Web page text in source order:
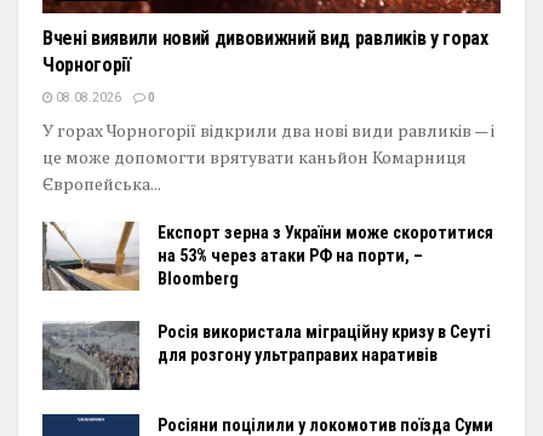
Вчені виявили новий дивовижний вид равликів у горах
Чорногорії
08.08.2026 0
У горах Чорногорії відкрили два нові види равликів — і
це може допомогти врятувати каньйон Комарниця
Європейська...
Експорт зерна з України може скоротитися
на 53% через атаки РФ на порти, –
Bloomberg
Росія використала міграційну кризу в Сеуті
для розгону ультраправих наративів
Росіяни поцілили у локомотив поїзда Суми